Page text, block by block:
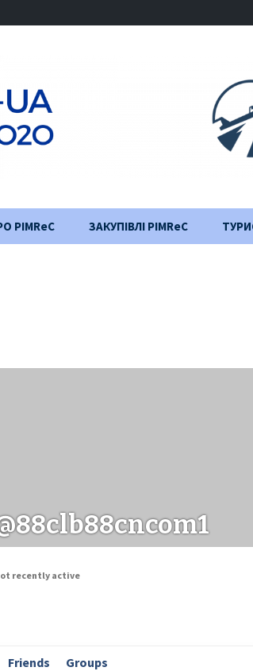
PIMReC ЗАКУПІВЛІ PIMReC
recently active
Friends Groups